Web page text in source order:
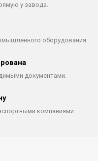
у завода.
оборудования.
документами.
компаниями.